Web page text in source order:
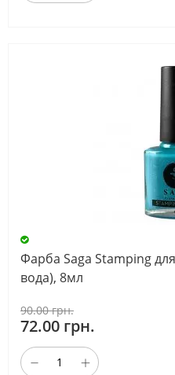
Фарба Saga Stamping
вода), 8мл
90.00 грн.
72.00 грн.